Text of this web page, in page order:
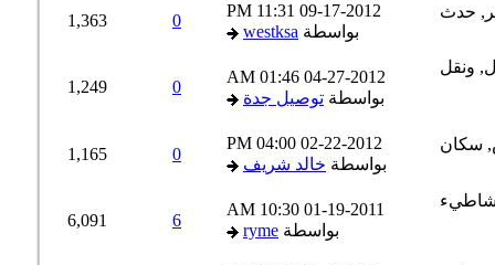
09-17-2012
11:31 PM
بواسطةwestksa
1,363
04-27-2012
01:46 AM
بواسطةتوصيل جدة
1,249
02-22-2012
04:00 PM
بواسطةخالد شريف
1,165
01-19-2011
10:30 AM
بواسطةryme
6,091